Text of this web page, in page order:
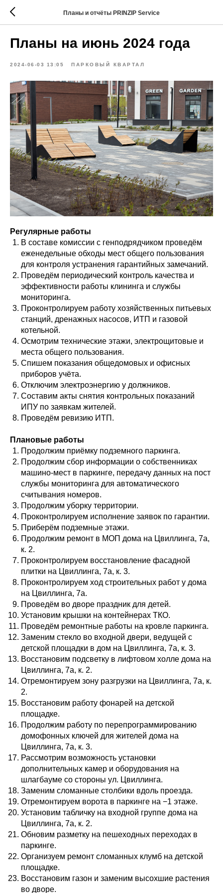
Планы и отчёты PRINZIP Service
Планы на июнь 2024 года
2024-06-03 13:05 ПАРКОВЫЙ КВАРТАЛ
Регулярные работы
В составе комиссии с генподрядчиком проведём
еженедельные обходы мест общего пользования
для контроля устранения гарантийных замечаний.
Проведём периодический контроль качества и
эффективности работы клининга и службы
мониторинга.
Проконтролируем работу хозяйственных питьевых
станций, дренажных насосов, ИТП и газовой
котельной.
Осмотрим технические этажи, электрощитовые и
места общего пользования.
Спишем показания общедомовых и офисных
приборов учёта.
Отключим электроэнергию у должников.
Составим акты снятия контрольных показаний
ИПУ по заявкам жителей.
Проведём ревизию ИТП.
Плановые работы
Продолжим приёмку подземного паркинга.
Продолжим сбор информации о собственниках
машино-мест в паркинге, передачу данных на пост
службы мониторинга для автоматического
считывания номеров.
Продолжим уборку территории.
Проконтролируем исполнение заявок по гарантии.
Приберём подземные этажи.
Продолжим ремонт в МОП дома на Цвиллинга, 7а,
к. 2.
Проконтролируем восстановление фасадной
плитки на Цвиллинга, 7а, к. 3.
Проконтролируем ход строительных работ у дома
на Цвиллинга, 7а.
Проведём во дворе праздник для детей.
Установим крышки на контейнерах ТКО.
Проведём ремонтные работы на кровле паркинга.
Заменим стекло во входной двери, ведущей с
детской площадки в дом на Цвиллинга, 7а, к. 3.
Восстановим подсветку в лифтовом холле дома на
Цвиллинга, 7а, к. 2.
Отремонтируем зону разгрузки на Цвиллинга, 7а, к.
2.
Восстановим работу фонарей на детской
площадке.
Продолжим работу по перепрограммированию
домофонных ключей для жителей дома на
Цвиллинга, 7а, к. 3.
Рассмотрим возможность установки
дополнительных камер и оборудования на
шлагбауме со стороны ул. Цвиллинга.
Заменим сломанные столбики вдоль проезда.
Отремонтируем ворота в паркинге на −1 этаже.
Установим табличку на входной группе дома на
Цвиллинга, 7а, к. 2.
Обновим разметку на пешеходных переходах в
паркинге.
Организуем ремонт сломанных клумб на детской
площадке.
Восстановим газон и заменим высохшие растения
во дворе.